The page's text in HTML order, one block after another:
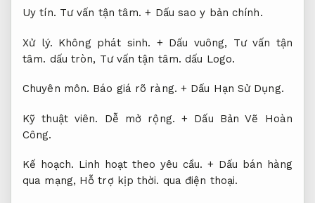
Uy tín. Tư vấn tận tâm. + Dấu sao y bản chính.
Xử lý. Không phát sinh. + Dấu vuông, Tư vấn tận
tâm. dấu tròn, Tư vấn tận tâm. dấu Logo.
Chuyên môn. Báo giá rõ ràng. + Dấu Hạn Sử Dụng.
Kỹ thuật viên. Dễ mở rộng. + Dấu Bản Vẽ Hoàn
Công.
Kế hoạch. Linh hoạt theo yêu cầu. + Dấu bán hàng
qua mạng, Hỗ trợ kịp thời. qua điện thoại.